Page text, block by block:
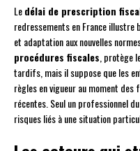
Ledélai de prescription
redressements en France
et adaptation aux nouvelles
procédures fiscales , protège
tardifs, mais il suppose que les
règles en vigueur au moment
récentes. Seul un professionnel
risques liés à une situation